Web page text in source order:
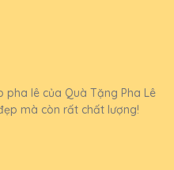
lê của Quà Tặng Pha Lê
mà còn rất chất lượng!